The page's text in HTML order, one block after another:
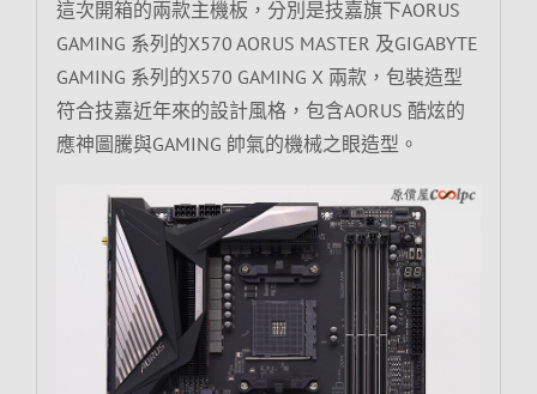
這次開箱的兩款主機板，分別是技嘉旗下AORUS
GAMING 系列的X570 AORUS MASTER 及GIGABYTE
GAMING 系列的X570 GAMING X 兩款，包裝造型
符合技嘉近年來的設計風格，包含AORUS 酷炫的
應神圖騰與GAMING 帥氣的機械之眼造型。